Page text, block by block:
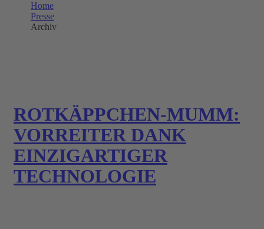
Home
Presse
Archiv
ROTKÄPPCHEN-MUMM:
VORREITER DANK
EINZIGARTIGER
TECHNOLOGIE